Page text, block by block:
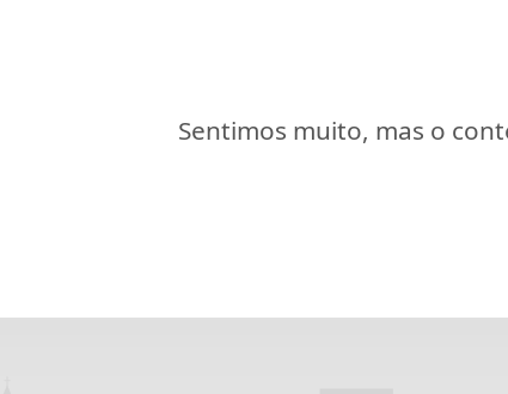
Sentimos muito, mas o